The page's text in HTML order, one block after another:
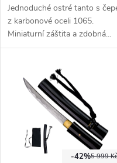
Jednoduché ostré tanto s
z karbonové oceli 1065.
Miniaturní záštita a zdobná
pochva dělají z tohoto nože
5 999 Kč
-42%